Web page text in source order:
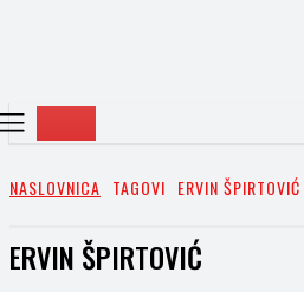
NASLOVNICA TAGOVI ERVIN ŠPIRTOVIĆ
ERVIN ŠPIRTOVIĆ